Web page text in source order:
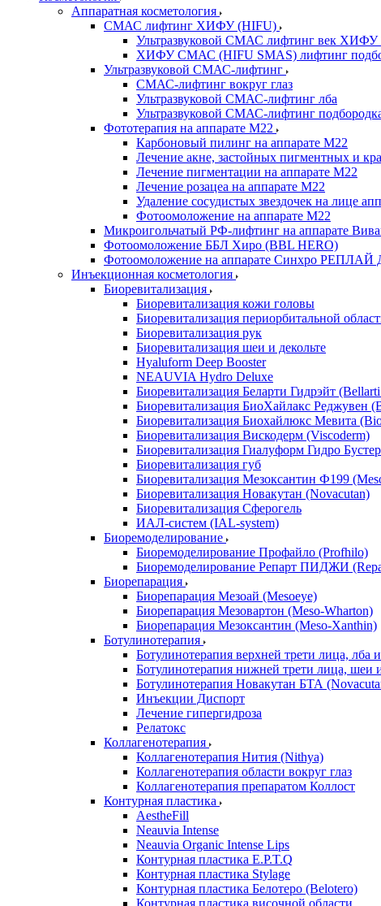
Аппаратная косметология
СМАС лифтинг ХИФУ (HIFU)
Ультразвуковой СМАС лифтинг век ХИФУ
ХИФУ СМАС (HIFU SMAS) лифтинг
Ультразвуковой СМАС-лифтинг
СМАС-лифтинг вокруг глаз
Ультразвуковой СМАС-лифтинг лба
Ультразвуковой СМАС-лифтинг
Фототерапия на аппарате M22
Карбоновый пилинг на аппарате М22
Лечение акне, застойных пигментных и
Лечение пигментации на аппарате М22
Лечение розацеа на аппарате М22
Удаление сосудистых звездочек на лице
Фотоомоложение на аппарате М22
Микроигольчатый РФ-лифтинг на аппарате
Фотоомоложение ББЛ Хиро (BBL HERO)
Фотоомоложение на аппарате Синхро РЕПЛАЙ
Инъекционная косметология
Биоревитализация
Биоревитализация кожи головы
Биоревитализация периорбитальной
Биоревитализация рук
Биоревитализация шеи и декольте
Hyaluform Deep Booster
NEAUVIA Hydro Deluxe
Биоревитализация Беларти Гидрэйт
Биоревитализация БиоХайлакс Реджувен
Биоревитализация Биохайлюкс Мевита
Биоревитализация Вискодерм (Viscoderm)
Биоревитализация Гиалуформ Гидро
Биоревитализация губ
Биоревитализация Мезоксантин Ф199
Биоревитализация Новакутан (Novacutan)
Биоревитализация Сферогель
ИАЛ-систем (IAL-system)
Биоремоделирование
Биоремоделирование Профайло (Profhilo)
Биоремоделирование Репарт ПИДЖИ
Биорепарация
Биорепарация Мезоай (Mesoeye)
Биорепарация Мезовартон (Meso-Wharton)
Биорепарация Мезоксантин (Meso-Xanthin)
Ботулинотерапия
Ботулинотерапия верхней трети лица, лба
Ботулинотерапия нижней трети лица, шеи
Ботулинотерапия Новакутан БТА
Инъекции Диспорт
Лечение гипергидроза
Релатокс
Коллагенотерапия
Коллагенотерапия Нития (Nithya)
Коллагенотерапия области вокруг глаз
Коллагенотерапия препаратом Коллост
Контурная пластика
AestheFill
Neauvia Intense
Neauvia Organic Intense Lips
Контурная пластика E.P.T.Q
Контурная пластика Stylage
Контурная пластика Белотеро (Belotero)
Контурная пластика височной области